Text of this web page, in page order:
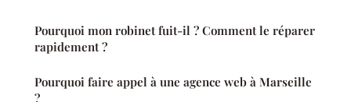
Pourquoi mon robinet fuit-il ? Comment le réparer
rapidement ?
Pourquoi faire appel à une agence web à Marseille
?